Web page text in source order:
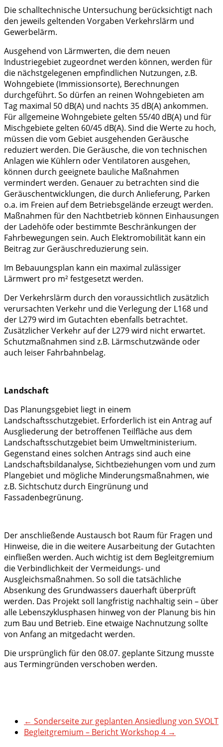
Die schalltechnische Untersuchung berücksichtigt nach
den jeweils geltenden Vorgaben Verkehrslärm und
Gewerbelärm.
Ausgehend von Lärmwerten, die dem neuen
Industriegebiet zugeordnet werden können, werden für
die nächstgelegenen empfindlichen Nutzungen, z.B.
Wohngebiete (Immissionsorte), Berechnungen
durchgeführt. So dürfen an reinen Wohngebieten am
Tag maximal 50 dB(A) und nachts 35 dB(A) ankommen.
Für allgemeine Wohngebiete gelten 55/40 dB(A) und für
Mischgebiete gelten 60/45 dB(A). Sind die Werte zu hoch,
müssen die vom Gebiet ausgehenden Geräusche
reduziert werden. Die Geräusche, die von technischen
Anlagen wie Kühlern oder Ventilatoren ausgehen,
können durch geeignete bauliche Maßnahmen
vermindert werden. Genauer zu betrachten sind die
Geräuschentwicklungen, die durch Anlieferung, Parken
o.a. im Freien auf dem Betriebsgelände erzeugt werden.
Maßnahmen für den Nachtbetrieb können Einhausungen
der Ladehöfe oder bestimmte Beschränkungen der
Fahrbewegungen sein. Auch Elektromobilität kann ein
Beitrag zur Geräuschreduzierung sein.
Im Bebauungsplan kann ein maximal zulässiger
Lärmwert pro m² festgesetzt werden.
Der Verkehrslärm durch den voraussichtlich zusätzlich
verursachten Verkehr und die Verlegung der L168 und
der L279 wird im Gutachten ebenfalls betrachtet.
Zusätzlicher Verkehr auf der L279 wird nicht erwartet.
Schutzmaßnahmen sind z.B. Lärmschutzwände oder
auch leiser Fahrbahnbelag.
Landschaft
Das Planungsgebiet liegt in einem
Landschaftsschutzgebiet. Erforderlich ist ein Antrag auf
Ausgliederung der betroffenen Teilfläche aus dem
Landschaftsschutzgebiet beim Umweltministerium.
Gegenstand eines solchen Antrags sind auch eine
Landschaftsbildanalyse, Sichtbeziehungen vom und zum
Plangebiet und mögliche Minderungsmaßnahmen, wie
z.B. Sichtschutz durch Eingrünung und
Fassadenbegrünung.
Der anschließende Austausch bot Raum für Fragen und
Hinweise, die in die weitere Ausarbeitung der Gutachten
einfließen werden. Auch wichtig ist dem Begleitgremium
die Verbindlichkeit der Vermeidungs- und
Ausgleichsmaßnahmen. So soll die tatsächliche
Absenkung des Grundwassers dauerhaft überprüft
werden. Das Projekt soll langfristig nachhaltig sein – über
alle Lebenszyklusphasen hinweg von der Planung bis hin
zum Bau und Betrieb. Eine etwaige Nachnutzung sollte
von Anfang an mitgedacht werden.
Die ursprünglich für den 08.07. geplante Sitzung musste
aus Termingründen verschoben werden.
← Sonderseite zur geplanten Ansiedlung von SVOLT
Begleitgremium – Bericht Workshop 4 →